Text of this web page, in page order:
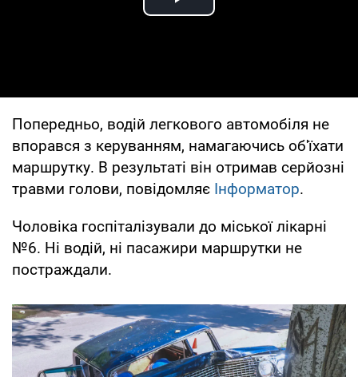
Play Video
Попередньо, водій легкового автомобіля не
впорався з керуванням, намагаючись об'їхати
маршрутку. В результаті він отримав серйозні
травми голови, повідомляє Інформатор.
Чоловіка госпіталізували до міської лікарні
№6. Ні водій, ні пасажири маршрутки не
постраждали.